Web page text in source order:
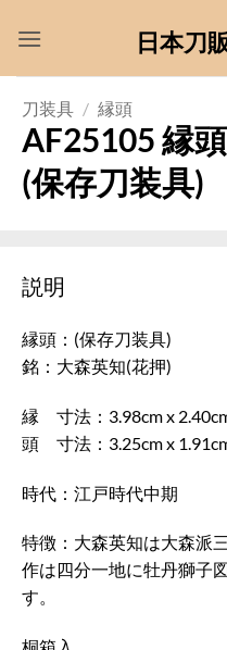
日本刀
刀装具 / 縁頭
AF25105 縁
(保存刀装具)
説明
縁頭：(保存刀装具)
銘：大森英知(花押)
縁 寸法：3.98cm x
頭 寸法：3.25cm x
時代：江戸時代中期
特徴：大森英知は大森派
作は四分一地に牡丹獅子
す。